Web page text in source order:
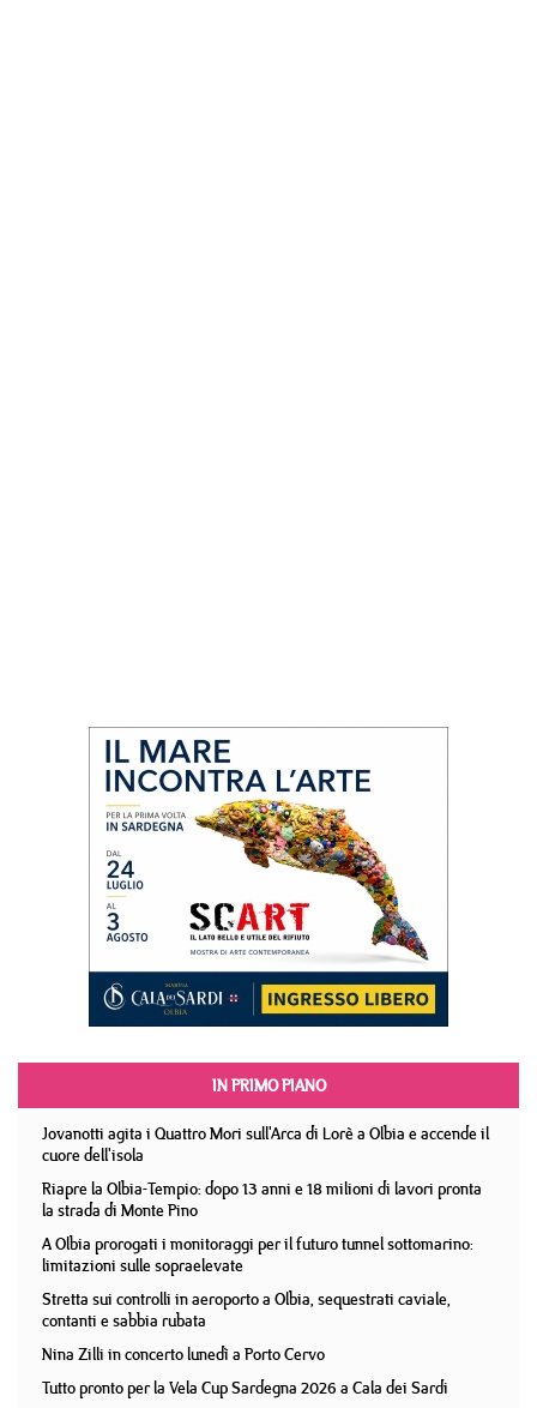
IN PRIMO PIANO
Jovanotti agita i Quattro Mori sull'Arca di Lorè a Olbia e accende il
cuore dell'isola
Riapre la Olbia-Tempio: dopo 13 anni e 18 milioni di lavori pronta
la strada di Monte Pino
A Olbia prorogati i monitoraggi per il futuro tunnel sottomarino:
limitazioni sulle sopraelevate
Stretta sui controlli in aeroporto a Olbia, sequestrati caviale,
contanti e sabbia rubata
Nina Zilli in concerto lunedì a Porto Cervo
Tutto pronto per la Vela Cup Sardegna 2026 a Cala dei Sardi